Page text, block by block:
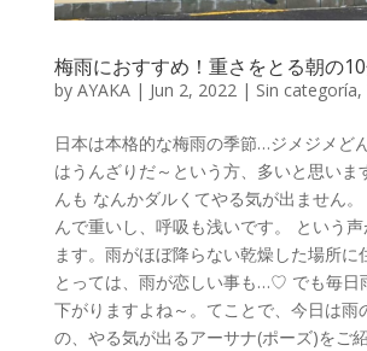
梅雨におすすめ！重さをとる朝の
by AYAKA| Jun 2, 2022| Sin categoría,
日本は本格的な梅雨の季節…ジメジメど
はうんざりだ～という方、多いと思いま
んも なんかダルくてやる気が出ません
んで重いし、呼吸も浅いです。 という
ます。雨がほぼ降らない乾燥した場所に
とっては、雨が恋しい事も…♡ でも毎日
下がりますよね～。てことで、今日は雨
の、やる気が出るアーサナ(ポーズ)をご